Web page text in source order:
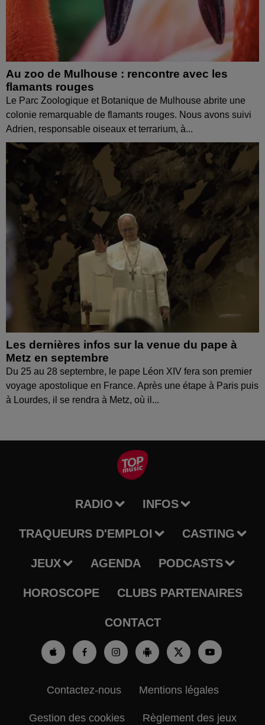
Au zoo de Mulhouse : rencontre avec les
flamants rouges
Le Parc Zoologique et Botanique de Mulhouse abrite une
colonie remarquable de flamants rouges. Nous avons suivi
Adrien, responsable oiseaux et terrarium, à...
Les dernières infos sur la venue du pape à
Metz en septembre
Du 25 au 28 septembre, le pape Léon XIV fera son premier
voyage apostolique en France. Après une étape à Paris puis
à Lourdes, il se rendra à Metz, où il...
RADIO INFOS
TRAQUEURS D'EMPLOI CASTING
JEUX AGENDA PODCASTS
HOROSCOPE CLUBS PARTENAIRES
CONTACT
Contactez-nous Mentions légales
Gestion des cookies Règlement des jeux